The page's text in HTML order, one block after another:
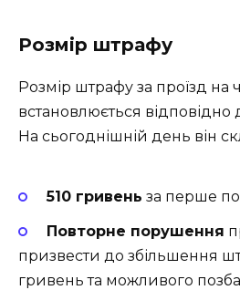
Розмір штрафу
Розмір штрафу за проїзд на
встановлюється відповідно
На сьогоднішній день він
510 гривень за перше
Повторне порушення
призвести до збільшення
гривень та можливого